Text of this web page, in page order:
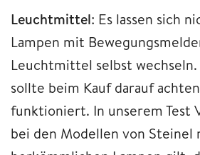
Leuchtmittel: Es lassen sich
Lampen mit
Leuchtmittel selbst
sollte beim Kauf darauf
funktioniert. In unserem Test
bei den Modellen von Steinel